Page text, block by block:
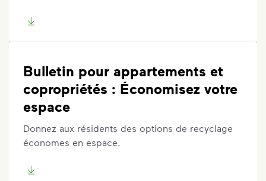
Bulletin pour appartements et
copropriétés : Économisez votre
espace
Donnez aux résidents des options de recyclage
économes en espace.